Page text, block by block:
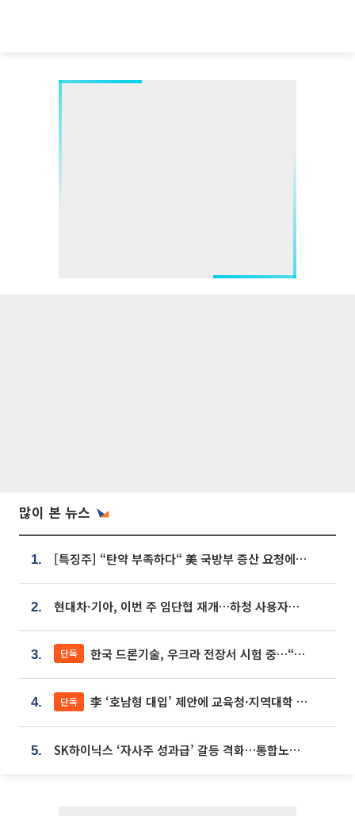
많이 본 뉴스
1. [특징주] “탄약 부족하다“ 美 국방부 증산 요청에⋯국내 방산주 급등세
2. 현대차·기아, 이번 주 임단협 재개…하청 사용자성 재심도 ‘변수’
3. 단독 한국 드론기술, 우크라 전장서 시험 중…“스타트업 여러 곳 참여”
4. 단독 李 ‘호남형 대입’ 제안에 교육청·지역대학 서·논술형 입시 연계 '착수'
5. SK하이닉스 ‘자사주 성과급’ 갈등 격화…통합노조 출범 움직임